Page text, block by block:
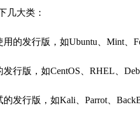
几大类：
的发行版，如Ubuntu、Mint、
行版，如CentOS、RHEL、
发行版，如Kali、Parrot、